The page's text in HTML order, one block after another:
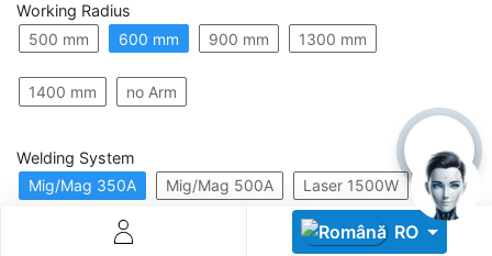
RO
Working Radius
500 mm
600 mm 900 mm 1300 mm
1400 mm no Arm
Welding System
Mig/Mag 350A
Mig/Mag 500A Laser 1500W
Laser 2000W
Monitorizare în timp real și analiză date
Conectează roboți, software și servicii într-o singură
Scalabil de la 1 robot la zeci de unități